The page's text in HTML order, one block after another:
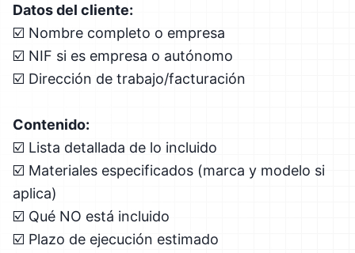
Datos del cliente:
☑️ Nombre completo o empresa
☑️ NIF si es empresa o autónomo
☑️ Dirección de trabajo/facturación
Contenido:
☑️ Lista detallada de lo incluido
☑️ Materiales especificados (marca y modelo si
aplica)
☑️ Qué NO está incluido
☑️ Plazo de ejecución estimado